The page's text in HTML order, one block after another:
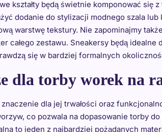
kształty będą świetnie komponować się
dodanie do stylizacji modnego szala
warstwę tekstury. Nie zapominajmy
całego zestawu. Sneakersy będą idealne
się w bardziej formalnych
dla torby worek na
dla jej trwałości oraz
co pozwala na dopasowanie torby
to jeden z najbardziej pożądanych